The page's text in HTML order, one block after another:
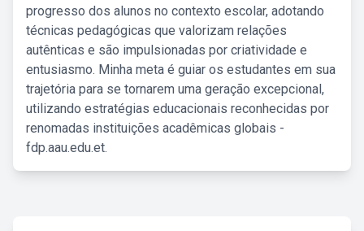
progresso dos alunos no contexto escolar, adotando
técnicas pedagógicas que valorizam relações
autênticas e são impulsionadas por criatividade e
entusiasmo. Minha meta é guiar os estudantes em sua
trajetória para se tornarem uma geração excepcional,
utilizando estratégias educacionais reconhecidas por
renomadas instituições acadêmicas globais -
fdp.aau.edu.et.